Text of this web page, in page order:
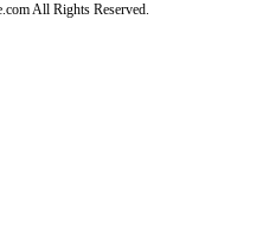
All Rights Reserved.